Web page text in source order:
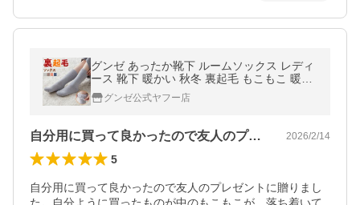
グンゼ あったか靴下 ルームソックス レディ
ース 靴下 暖かい 秋冬 裏起毛 もこもこ 暖か
い あったか ウチコレ
グンゼ公式ヤフー店
自分用に買って良かったので友人のプレゼ… 2026/2/14
5
自分用に買って良かったので友人のプレゼントに贈りまし